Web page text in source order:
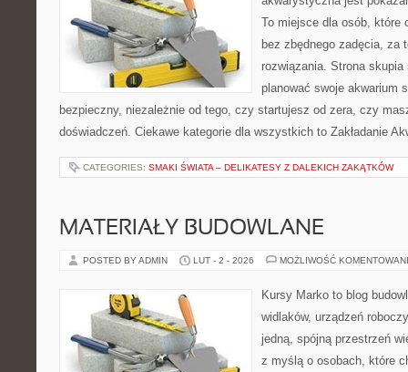
To miejsce dla osób, które
bez zbędnego zadęcia, za
rozwiązania. Strona
planować swoje akwarium
bezpieczny, niezależnie od tego, czy startujesz od zera, czy
doświadczeń. Ciekawe kategorie dla wszystkich to Zakładanie
CATEGORIES: SMAKI ŚWIATA – DELIKATESY Z DALEKICH ZAKĄTKÓW
MATERIAŁY BUDOWLANE
POSTED BY ADMIN LUT - 2 - 2026 MOŻLIWOŚĆ
Kursy Marko to blog
widlaków, urządzeń
jedną, spójną przestrzeń
z myślą o osobach, które